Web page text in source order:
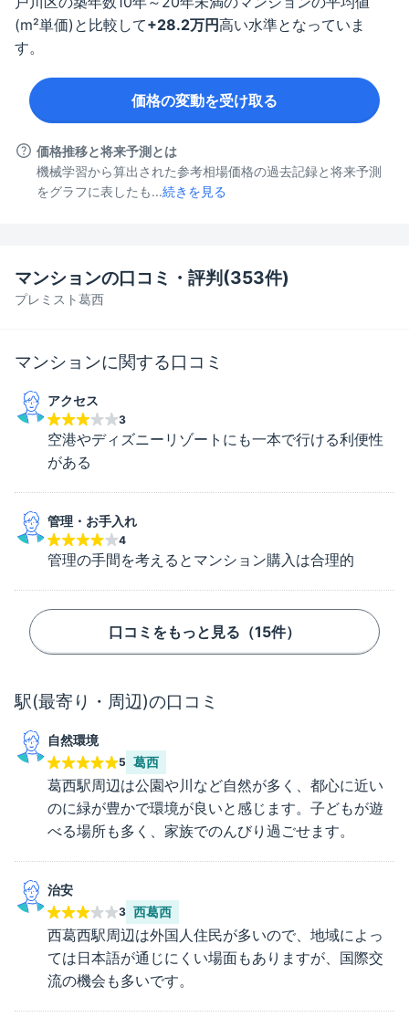
(m²単価)と比較して+28.2万円高い水準となっていま
す。
価格の変動を受け取る
価格推移と将来予測とは
機械学習から算出された参考相場価格の過去記録と将来予測
をグラフに表したも...続きを見る
プレミスト葛西
マンションの口コミ・評判(353件)
マンションに関する口コミ
アクセス
3
空港やディズニーリゾートにも一本で行ける利便性
がある
管理・お手入れ
4
管理の手間を考えるとマンション購入は合理的
口コミをもっと見る（15件）
駅(最寄り・周辺)の口コミ
自然環境
5 葛西
葛西駅周辺は公園や川など自然が多く、都心に近い
のに緑が豊かで環境が良いと感じます。子どもが遊
べる場所も多く、家族でのんびり過ごせます。
治安
3 西葛西
西葛西駅周辺は外国人住民が多いので、地域によっ
ては日本語が通じにくい場面もありますが、国際交
流の機会も多いです。